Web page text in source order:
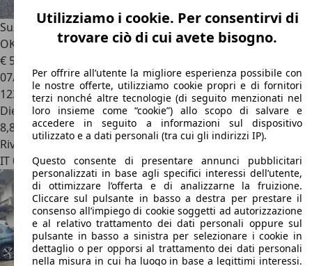
Suzuki SamuraiBerlina 1.9 td VX De Luxe - DISTRIBUZIONE
OK - GANCIO + CARRELLO
€ 5.500
07/2000
123.997 km
Diesel
8,8 l/100 km (comb.)
Rivenditore
IT 05018Orvieto - Terni - Tr
Utilizziamo i cookie. Per consentirvi di
trovare ciò di cui avete bisogno.
Per offrire all’utente la migliore esperienza possibile con
le nostre offerte, utilizziamo cookie propri e di fornitori
terzi nonché altre tecnologie (di seguito menzionati nel
loro insieme come “cookie”) allo scopo di salvare e
accedere in seguito a informazioni sul dispositivo
utilizzato e a dati personali (tra cui gli indirizzi IP).
Questo consente di presentare annunci pubblicitari
personalizzati in base agli specifici interessi dell’utente,
di ottimizzare l’offerta e di analizzarne la fruizione.
Cliccare sul pulsante in basso a destra per prestare il
consenso all’impiego di cookie soggetti ad autorizzazione
e al relativo trattamento dei dati personali oppure sul
pulsante in basso a sinistra per selezionare i cookie in
dettaglio o per opporsi al trattamento dei dati personali
nella misura in cui ha luogo in base a legittimi interessi.